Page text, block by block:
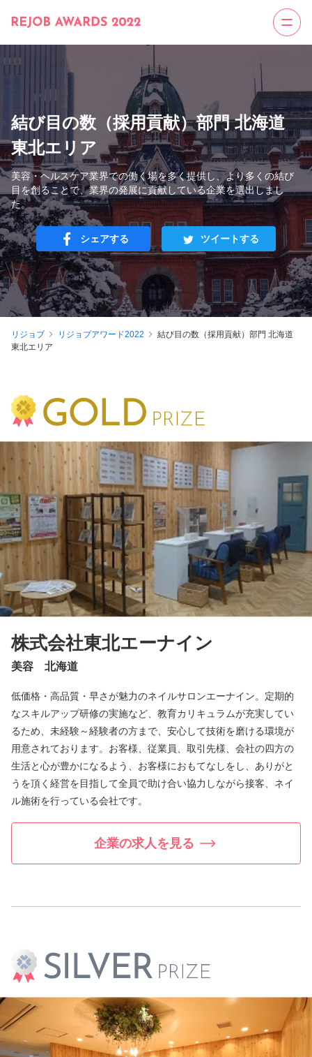
結び目の数（採用貢献）部門 北海道
東北エリア
美容・ヘルスケア業界での働く場を多く提供し、より多くの結び
目を創ることで、業界の発展に貢献している企業を選出しまし
た。
シェアする ツイートする
リジョブ リジョブアワード2022
結び目の数（採用貢献）部門 北海道
東北エリア
株式会社東北エーナイン
美容 北海道
低価格・高品質・早さが魅力のネイルサロンエーナイン。定期的
なスキルアップ研修の実施など、教育カリキュラムが充実してい
るため、未経験～経験者の方まで、安心して技術を磨ける環境が
用意されております。お客様、従業員、取引先様、会社の四方の
生活と心が豊かになるよう、お客様におもてなしをし、ありがと
うを頂く経営を目指して全員で助け合い協力しながら接客、ネイ
ル施術を行っている会社です。
企業の求人を見る